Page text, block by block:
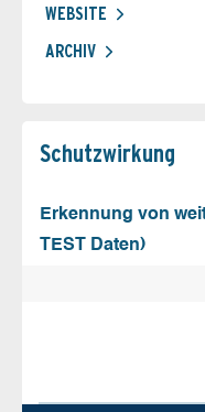
WEBSITE
ARCHIV
Schutz­wirkung
Erkennung von
TEST Daten)